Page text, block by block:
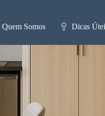
Quem Somos Dicas